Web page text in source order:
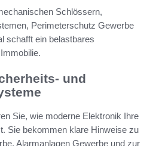
Schlössern,
Perimeterschutz Gewerbe
schafft ein belastbares
und
Sie, wie moderne Elektronik Ihre
Sie bekommen klare Hinweise zu
Alarmanlagen Gewerbe und zur